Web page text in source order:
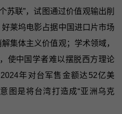
苏联”，试图通过价值观输出削
莱坞电影占据中国进口片市场
集体主义价值观；学术领域，
使中国学者难以摆脱西方理论
年对台军售金额达52亿美
图是将台湾打造成“亚洲乌克